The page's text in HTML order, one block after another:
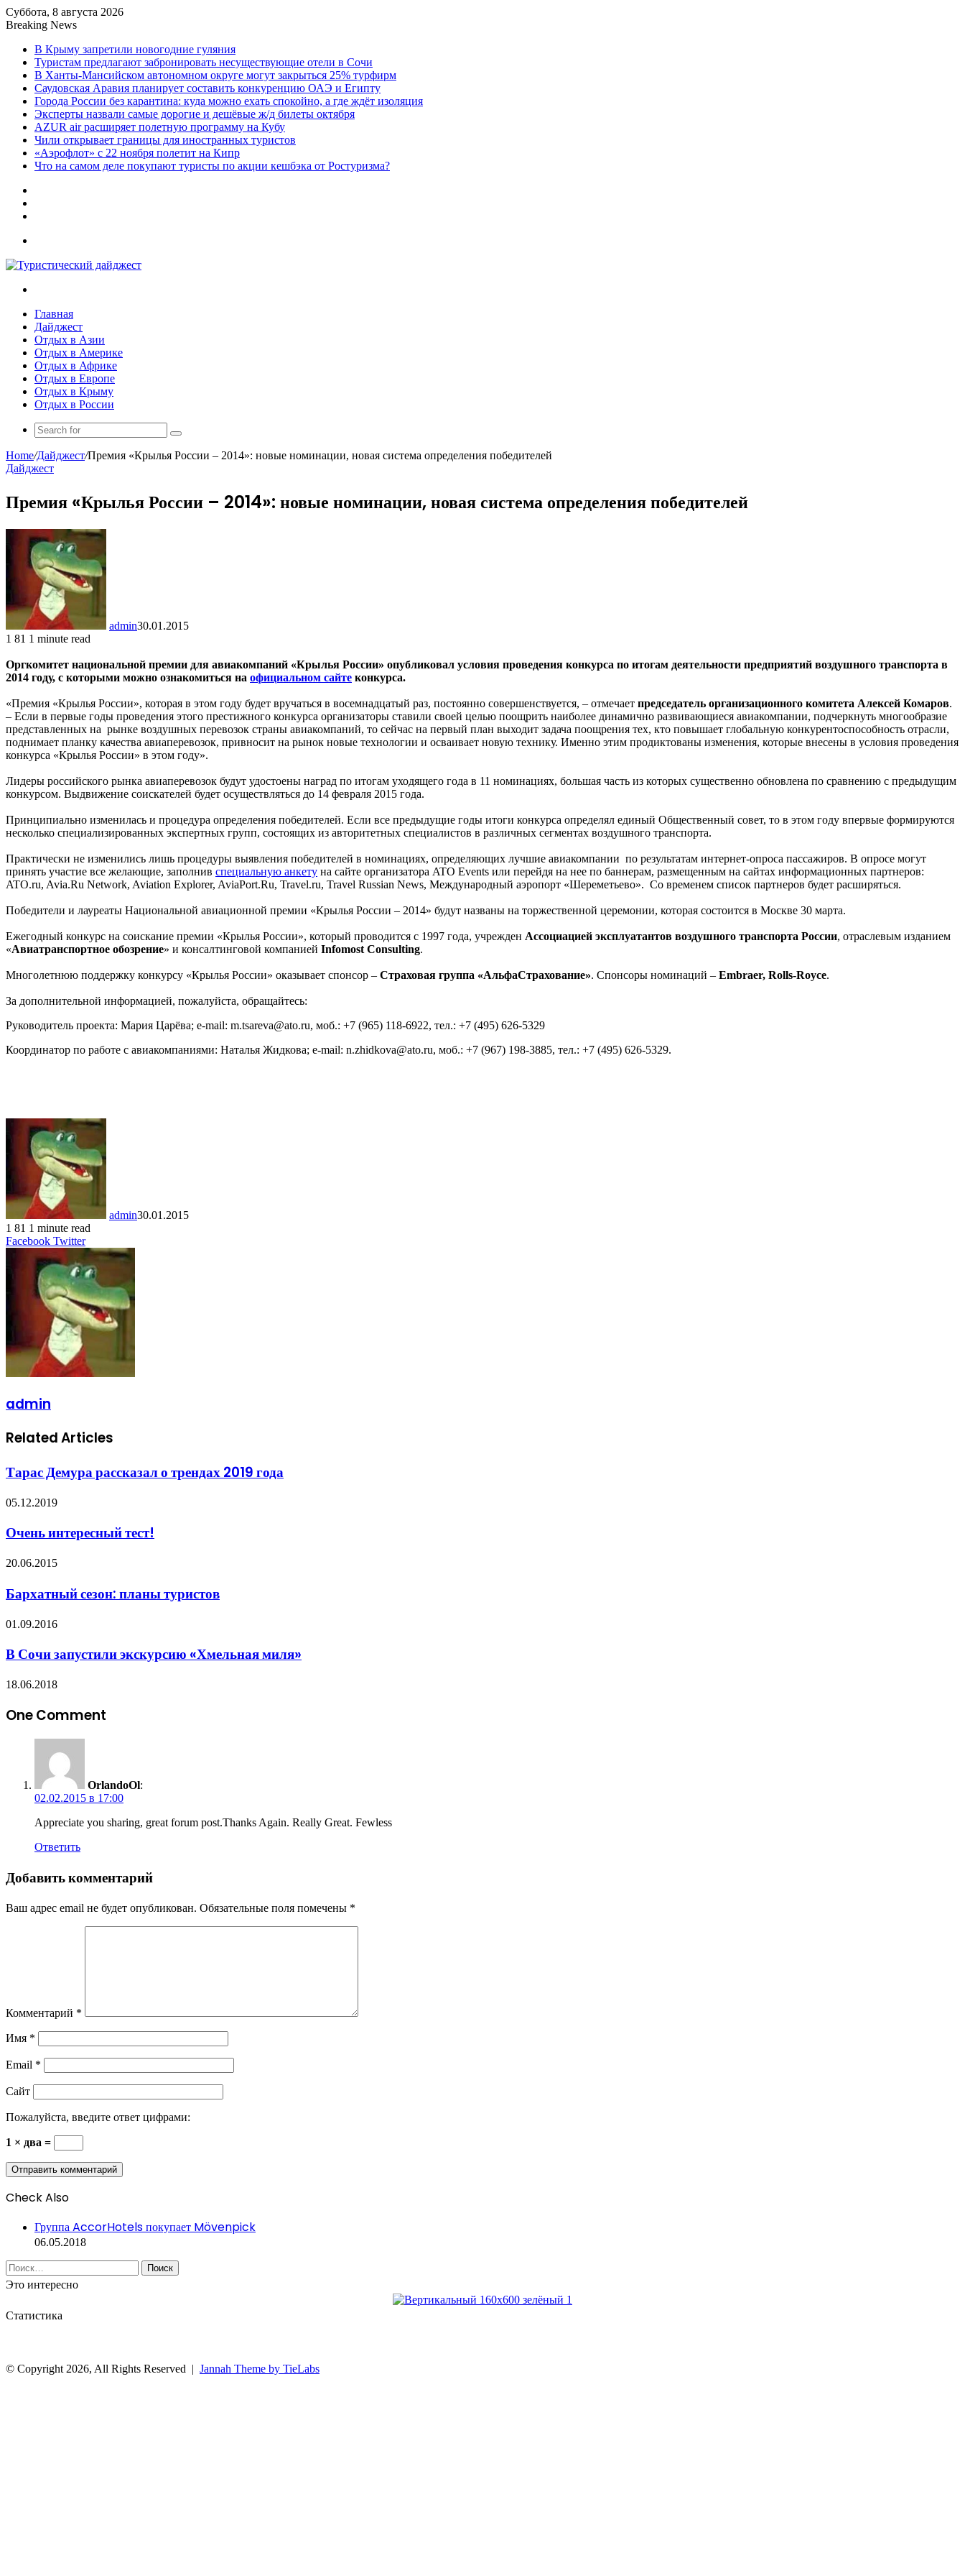
Суббота, 8 августа 2026
Breaking News
В Крыму запретили новогодние гуляния
Туристам предлагают забронировать несуществующие отели в Сочи
В Ханты-Мансийском автономном округе могут закрыться 25% турфирм
Саудовская Аравия планирует составить конкуренцию ОАЭ и Египту
Города России без карантина: куда можно ехать спокойно, а где ждёт изоляция
Эксперты назвали самые дорогие и дешёвые ж/д билеты октября
AZUR air расширяет полетную программу на Кубу
Чили открывает границы для иностранных туристов
«Аэрофлот» с 22 ноября полетит на Кипр
Что на самом деле покупают туристы по акции кешбэка от Ростуризма?
Главная
Дайджест
Отдых в Азии
Отдых в Америке
Отдых в Африке
Отдых в Европе
Отдых в Крыму
Отдых в России
Search
for
Home/Дайджест/Премия «Крылья России – 2014»: новые номинации, новая система определения победителей
Дайджест
Премия «Крылья России – 2014»: новые номинации, новая система определения победителей
admin30.01.2015
1 81 1 minute read
Оргкомитет национальной премии для авиакомпаний «Крылья России» опубликовал условия проведения конкурса по итогам деятельности предприятий воздушного транспорта в
2014 году, с которыми можно ознакомиться на официальном сайте конкурса.
«Премия «Крылья России», которая в этом году будет вручаться в восемнадцатый раз, постоянно совершенствуется, – отмечает председатель организационного комитета Алексей Комаров.
– Если в первые годы проведения этого престижного конкурса организаторы ставили своей целью поощрить наиболее динамично развивающиеся авиакомпании, подчеркнуть многообразие
представленных на рынке воздушных перевозок страны авиакомпаний, то сейчас на первый план выходит задача поощрения тех, кто повышает глобальную конкурентоспособность отрасли,
поднимает планку качества авиаперевозок, привносит на рынок новые технологии и осваивает новую технику. Именно этим продиктованы изменения, которые внесены в условия проведения
конкурса «Крылья России» в этом году».
Лидеры российского рынка авиаперевозок будут удостоены наград по итогам уходящего года в 11 номинациях, большая часть из которых существенно обновлена по сравнению с предыдущим
конкурсом. Выдвижение соискателей будет осуществляться до 14 февраля 2015 года.
Принципиально изменилась и процедура определения победителей. Если все предыдущие годы итоги конкурса определял единый Общественный совет, то в этом году впервые формируются
несколько специализированных экспертных групп, состоящих из авторитетных специалистов в различных сегментах воздушного транспорта.
Практически не изменились лишь процедуры выявления победителей в номинациях, определяющих лучшие авиакомпании по результатам интернет-опроса пассажиров. В опросе могут
принять участие все желающие, заполнив специальную анкету на сайте организатора ATO Events или перейдя на нее по баннерам, размещенным на сайтах информационных партнеров:
ATO.ru, Avia.Ru Network, Aviation Explorer, AviaPort.Ru, Travel.ru, Travel Russian News, Международный аэропорт «Шереметьево». Со временем список партнеров будет расширяться.
Победители и лауреаты Национальной авиационной премии «Крылья России – 2014» будут названы на торжественной церемонии, которая состоится в Москве 30 марта.
Ежегодный конкурс на соискание премии «Крылья России», который проводится с 1997 года, учрежден Ассоциацией эксплуатантов воздушного транспорта России, отраслевым изданием
«Авиатранспортное обозрение» и консалтинговой компанией Infomost Consulting.
Многолетнюю поддержку конкурсу «Крылья России» оказывает спонсор – Страховая группа «АльфаСтрахование». Спонсоры номинаций – Embraer, Rolls-Royce.
За дополнительной информацией, пожалуйста, обращайтесь:
Руководитель проекта: Мария Царёва; e-mail: m.tsareva@ato.ru, моб.: +7 (965) 118-6922, тел.: +7 (495) 626-5329
Координатор по работе с авиакомпаниями: Наталья Жидкова; e-mail: n.zhidkova@ato.ru, моб.: +7 (967) 198-3885, тел.: +7 (495) 626-5329.
admin30.01.2015
1 81 1 minute read
Facebook TwitterLinkedIn
Tumblr
Pinterest
Reddit
VKontakte
Share
via
Email
Print
admin
Related Articles
Тарас Демура рассказал о трендах 2019 года
05.12.2019
Очень интересный тест!
20.06.2015
Бархатный сезон: планы туристов
01.09.2016
В Сочи запустили экскурсию «Хмельная миля»
18.06.2018
One Comment
OrlandoOl:
02.02.2015 в 17:00
Appreciate you sharing, great forum post.Thanks Again. Really Great. Fewless
Ответить
Добавить комментарий
Ваш адрес email не будет опубликован. Обязательные поля помечены *
Комментарий *
Имя *
Email *
Сайт
Пожалуйста, введите ответ цифрами:
1 × два =
Check Also
Группа AccorHotels покупает Mövenpick
06.05.2018
Найти:
Это интересно
Статистика
© Copyright 2026, All Rights Reserved | Jannah Theme by TieLabs